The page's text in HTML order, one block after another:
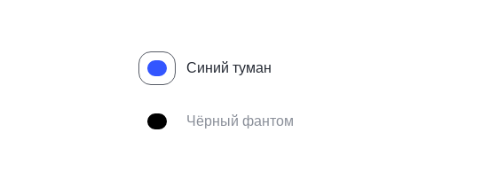
V60 5G
Синий туман
Чёрный фантом